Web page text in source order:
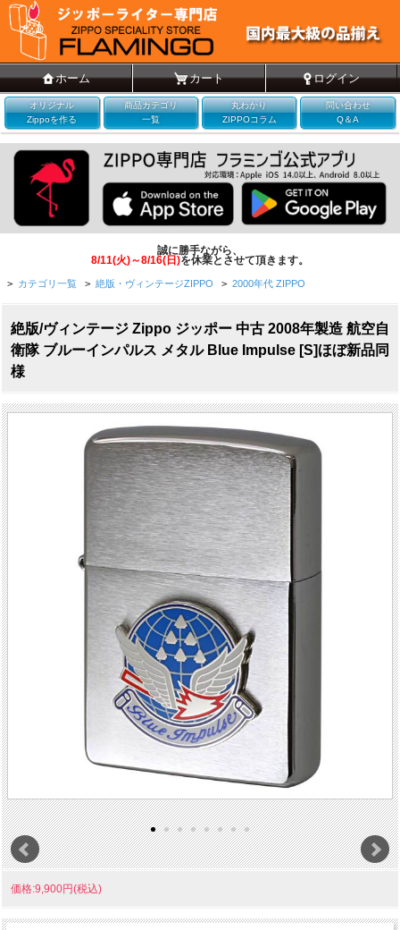
ホーム カート ログイン
オリジナル
Zippoを作る
商品カテゴリ
一覧
丸わかり
ZIPPOコラム
問い合わせ
Q＆A
誠に勝手ながら、
8/11(火)～8/16(日)を休業とさせて頂きます。
> カテゴリ一覧 > 絶版・ヴィンテージZIPPO > 2000年代 ZIPPO
絶版/ヴィンテージ Zippo ジッポー 中古 2008年製造 航空自
衛隊 ブルーインパルス メタル Blue Impulse [S]ほぼ新品同
様
価格:9,900円(税込)